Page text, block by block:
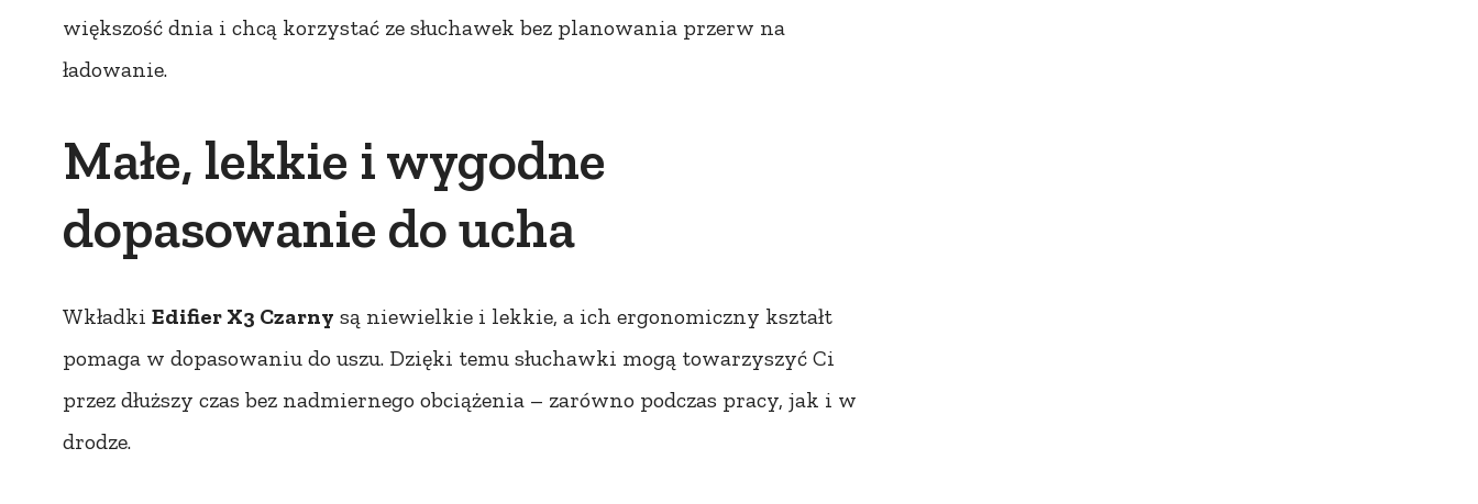
większość dnia i chcą korzystać ze słuchawek bez planowania przerw na
ładowanie.
Małe, lekkie i wygodne
dopasowanie do ucha
Wkładki Edifier X3 Czarny są niewielkie i lekkie, a ich ergonomiczny kształt
pomaga w dopasowaniu do uszu. Dzięki temu słuchawki mogą towarzyszyć Ci
przez dłuższy czas bez nadmiernego obciążenia – zarówno podczas pracy, jak i w
drodze.